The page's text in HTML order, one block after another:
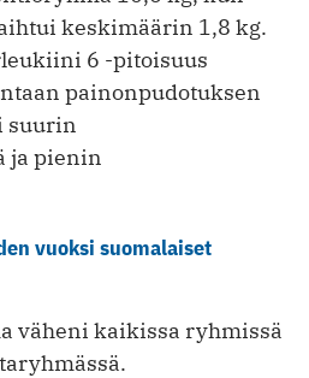
keskimäärin 1,8 kg.
6 -pitoisuus
painonpudotuksen
suurin
ja pienin
vuoksi suomalaiset
väheni kaikissa ryhmissä